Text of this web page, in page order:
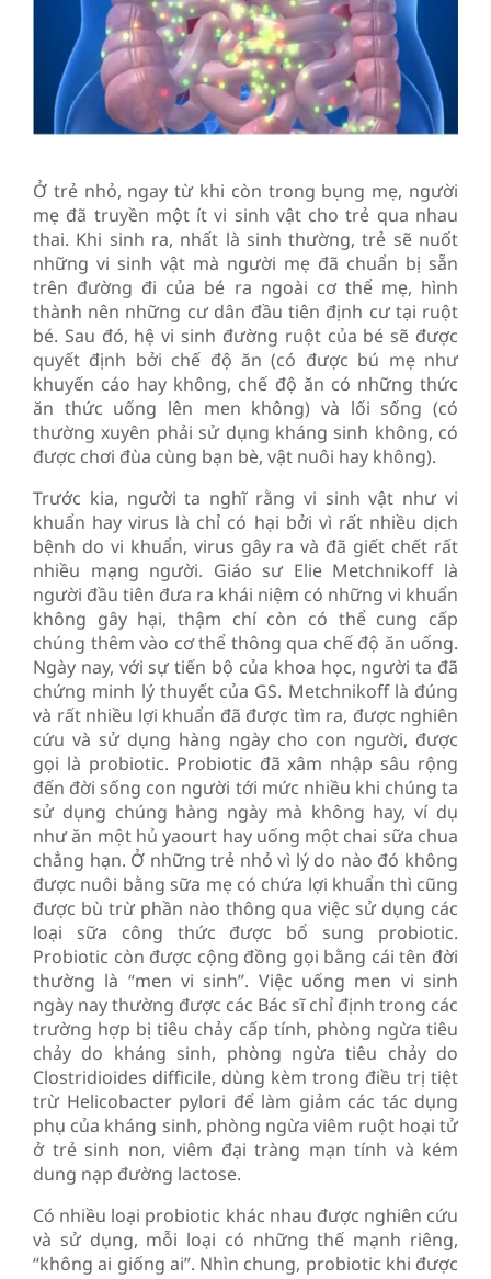
Ở trẻ nhỏ, ngay từ khi còn trong bụng mẹ, người
mẹ đã truyền một ít vi sinh vật cho trẻ qua nhau
thai. Khi sinh ra, nhất là sinh thường, trẻ sẽ nuốt
những vi sinh vật mà người mẹ đã chuẩn bị sẵn
trên đường đi của bé ra ngoài cơ thể mẹ, hình
thành nên những cư dân đầu tiên định cư tại ruột
bé. Sau đó, hệ vi sinh đường ruột của bé sẽ được
quyết định bởi chế độ ăn (có được bú mẹ như
khuyến cáo hay không, chế độ ăn có những thức
ăn thức uống lên men không) và lối sống (có
thường xuyên phải sử dụng kháng sinh không, có
được chơi đùa cùng bạn bè, vật nuôi hay không).
Trước kia, người ta nghĩ rằng vi sinh vật như vi
khuẩn hay virus là chỉ có hại bởi vì rất nhiều dịch
bệnh do vi khuẩn, virus gây ra và đã giết chết rất
nhiều mạng người. Giáo sư Elie Metchnikoff là
người đầu tiên đưa ra khái niệm có những vi khuẩn
không gây hại, thậm chí còn có thể cung cấp
chúng thêm vào cơ thể thông qua chế độ ăn uống.
Ngày nay, với sự tiến bộ của khoa học, người ta đã
chứng minh lý thuyết của GS. Metchnikoff là đúng
và rất nhiều lợi khuẩn đã được tìm ra, được nghiên
cứu và sử dụng hàng ngày cho con người, được
gọi là probiotic. Probiotic đã xâm nhập sâu rộng
đến đời sống con người tới mức nhiều khi chúng ta
sử dụng chúng hàng ngày mà không hay, ví dụ
như ăn một hủ yaourt hay uống một chai sữa chua
chẳng hạn. Ở những trẻ nhỏ vì lý do nào đó không
được nuôi bằng sữa mẹ có chứa lợi khuẩn thì cũng
được bù trừ phần nào thông qua việc sử dụng các
loại sữa công thức được bổ sung probiotic.
Probiotic còn được cộng đồng gọi bằng cái tên đời
thường là “men vi sinh”. Việc uống men vi sinh
ngày nay thường được các Bác sĩ chỉ định trong các
trường hợp bị tiêu chảy cấp tính, phòng ngừa tiêu
chảy do kháng sinh, phòng ngừa tiêu chảy do
Clostridioides difficile, dùng kèm trong điều trị tiệt
trừ Helicobacter pylori để làm giảm các tác dụng
phụ của kháng sinh, phòng ngừa viêm ruột hoại tử
ở trẻ sinh non, viêm đại tràng mạn tính và kém
dung nạp đường lactose.
Có nhiều loại probiotic khác nhau được nghiên cứu
và sử dụng, mỗi loại có những thế mạnh riêng,
“không ai giống ai”. Nhìn chung, probiotic khi được